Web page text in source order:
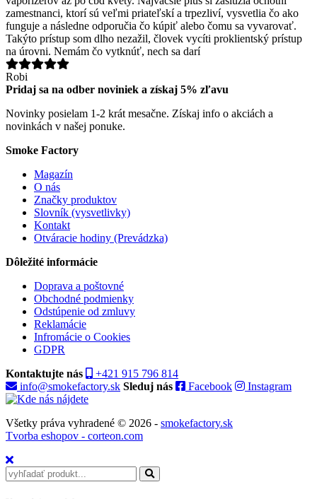
zamestnanci, ktorí sú veľmi priateľskí a trpezliví, vysvetlia čo ako
funguje a následne odporučia čo kúpiť alebo čomu sa vyvarovať.
Takýto prístup som dlho nezažil, človek vycíti proklientský prístup
na úrovni. Nemám čo vytknúť, nech sa darí
Robi
Pridaj sa na odber noviniek a získaj 5% zľavu
Novinky posielam 1-2 krát mesačne. Získaj info o akciách a
novinkách v našej ponuke.
Smoke Factory
Magazín
O nás
Značky produktov
Slovník (vysvetlivky)
Kontakt
Otváracie hodiny (Prevádzka)
Dôležité informácie
Doprava a poštovné
Obchodné podmienky
Odstúpenie od zmluvy
Reklamácie
Infromácie o Cookies
GDPR
Kontaktujte nás
+421 915 796 814
info@smokefactory.sk Sleduj nás Facebook Instagram
Všetky práva vyhradené © 2026 - smokefactory.sk
Tvorba eshopov - corteon.com